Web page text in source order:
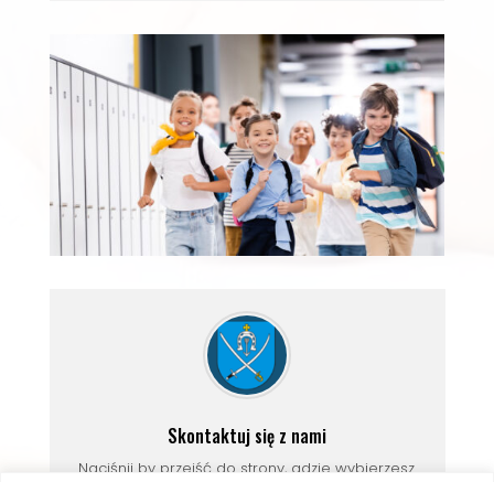
Skontaktuj się z nami
Naciśnij by przejść do strony, gdzie wybierzesz